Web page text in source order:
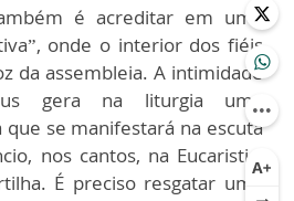
é acreditar em uma
onde o interior dos fiéis
da assembleia. A intimidade
gera na liturgia uma
se manifestará na escuta
nos cantos, na Eucaristia,
É preciso resgatar uma